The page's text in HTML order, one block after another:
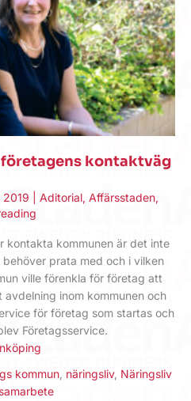
företagens kontaktväg
2019 Aditorial, Affärsstaden,
kontakta kommunen är det inte
prata med och i vilken
ville förenkla för företag att
inom kommunen och
för företag som startas och
Företagsservice.
kommun näringsliv, Näringsliv